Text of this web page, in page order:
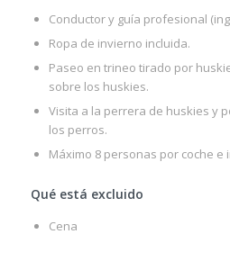
Conductor y guía profesional
Ropa de invierno incluida.
Paseo en trineo tirado por
sobre los huskies.
Visita a la perrera de huskies y
los perros.
Máximo 8 personas por coche e
Qué está excluido
Cena